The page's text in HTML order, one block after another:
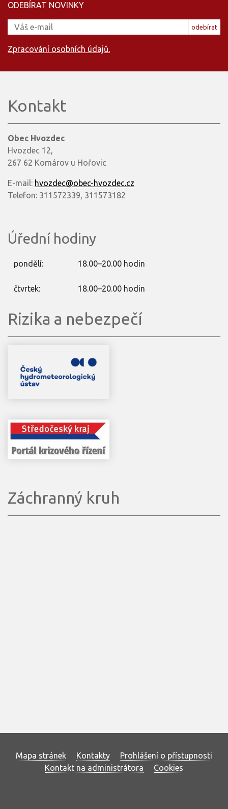
ODEBÍRAT NOVINKY
odebírat
Zpracování osobních údajů.
Kontakt
Obec Hvozdec
Hvozdec 12,
267 62 Komárov u Hořovic
E-mail: hvozdec@obec-hvozdec.cz
Telefon: 311572339, 311573182
Úřední hodiny
pondělí: 18.00–20.00 hodin
čtvrtek: 18.00–20.00 hodin
Rizika a nebezpečí
Záchranný kruh
Mapa stránek Kontakty
Prohlášení o přístupnosti
Kontakt na administrátora
Cookies